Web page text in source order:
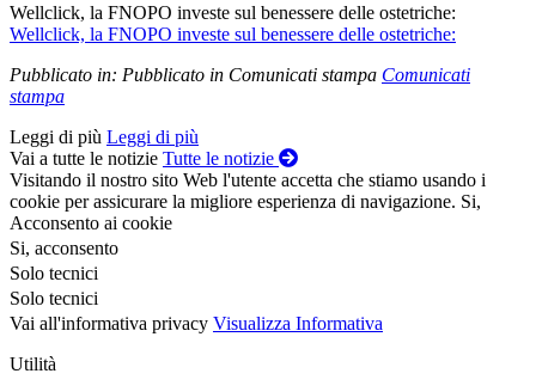
Wellclick, la FNOPO investe sul benessere delle ostetriche:
Wellclick, la FNOPO investe sul benessere delle ostetriche:
Pubblicato in: Pubblicato in Comunicati stampa Comunicati
stampa
Leggi di più Leggi di più
Vai a tutte le notizie Tutte le notizie
Visitando il nostro sito Web l'utente accetta che stiamo usando i
cookie per assicurare la migliore esperienza di navigazione. Si,
Acconsento ai cookie
Si, acconsento
Solo tecnici
Solo tecnici
Vai all'informativa privacy Visualizza Informativa
Utilità